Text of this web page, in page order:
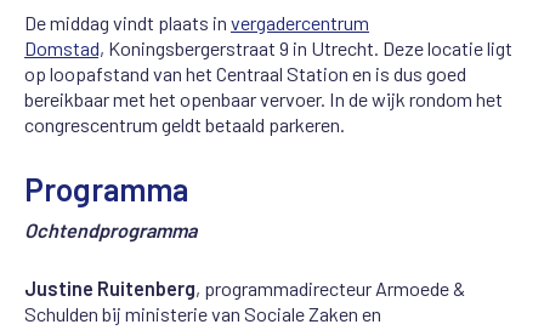
De middag vindt plaats in vergadercentrum
Domstad, Koningsbergerstraat 9 in Utrecht. Deze locatie ligt
op loopafstand van het Centraal Station en is dus goed
bereikbaar met het openbaar vervoer. In de wijk rondom het
congrescentrum geldt betaald parkeren.
Programma
Ochtendprogramma
Justine Ruitenberg, programmadirecteur Armoede &
Schulden bij ministerie van Sociale Zaken en